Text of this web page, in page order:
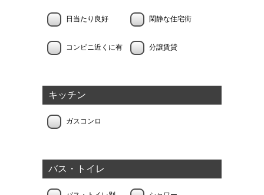
日当たり良好 閑静な住宅街
コンビニ近くに有 分譲賃貸
キッチン
ガスコンロ
バス・トイレ